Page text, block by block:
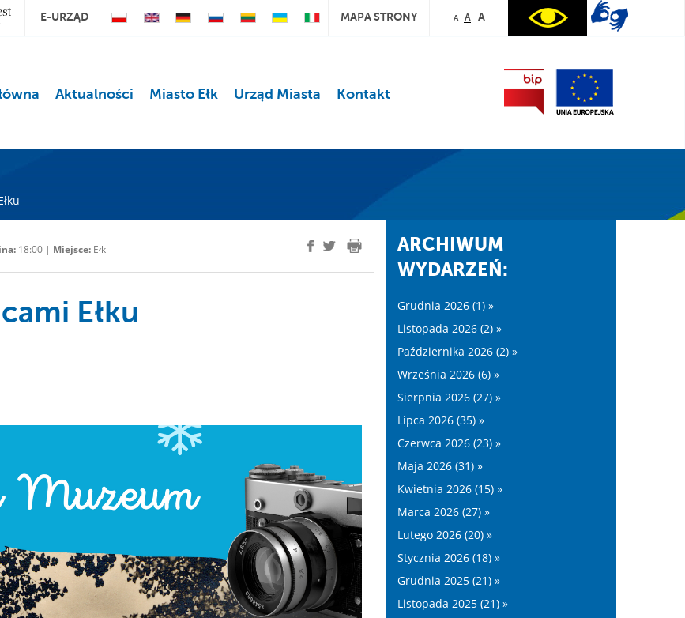
E-URZĄD MAPA STRONY A A A
Aktualności Miasto Ełk Urząd Miasta Kontakt
18:00 | Miejsce: Ełk
Ełku
ARCHIWUM
WYDARZEŃ:
Grudnia 2026 (1) »
Listopada 2026 (2) »
Października 2026 (2) »
Września 2026 (6) »
Sierpnia 2026 (27) »
Lipca 2026 (35) »
Czerwca 2026 (23) »
Maja 2026 (31) »
Kwietnia 2026 (15) »
Marca 2026 (27) »
Lutego 2026 (20) »
Stycznia 2026 (18) »
Grudnia 2025 (21) »
Listopada 2025 (21) »